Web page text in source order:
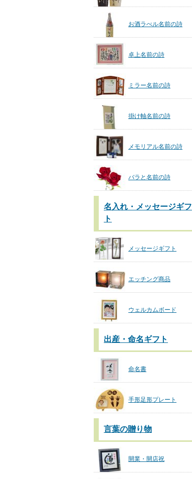
お酒ラべル名前の詩
卓上名前の詩
ミラー名前の詩
掛け軸名前の詩
メモリアル名前の詩
バラと名前の詩
名入れ・メッセージギフ
ト
メッセージギフト
エッチング商品
ウェルカムボード
出産・命名ギフト
命名書
手形足形プレート
言葉の贈り物
開業・開店祝